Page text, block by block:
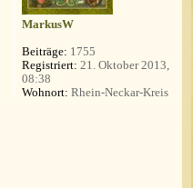
MarkusW
Beiträge: 1755
Registriert: 21. Oktober 2013,
08:38
Wohnort: Rhein-Neckar-Kreis